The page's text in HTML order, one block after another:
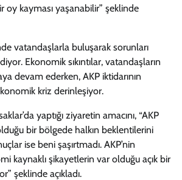
oy kayması yaşanabilir” şeklinde
vatandaşlarla buluşarak sorunları
Ekonomik sıkıntılar, vatandaşların
devam ederken, AKP iktidarının
kriz derinleşiyor.
yaptığı ziyaretin amacını, “AKP
bir bölgede halkın beklentilerini
ise beni şaşırtmadı. AKP’nin
kaynaklı şikayetlerin var olduğu açık bir
şeklinde açıkladı.